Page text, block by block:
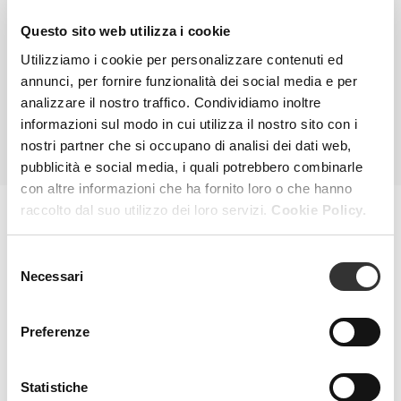
Questo sito web utilizza i cookie
Utilizziamo i cookie per personalizzare contenuti ed
annunci, per fornire funzionalità dei social media e per
analizzare il nostro traffico. Condividiamo inoltre
informazioni sul modo in cui utilizza il nostro sito con i
nostri partner che si occupano di analisi dei dati web,
pubblicità e social media, i quali potrebbero combinarle
con altre informazioni che ha fornito loro o che hanno
raccolto dal suo utilizzo dei loro servizi. Cookie Policy.
delNecessari
Preferenze
Statistiche
VEDI PRODOTTO